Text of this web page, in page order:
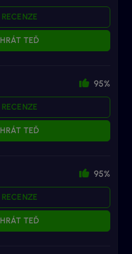
RECENZE
HRÁT TEĎ
95%
RECENZE
HRÁT TEĎ
95%
RECENZE
HRÁT TEĎ